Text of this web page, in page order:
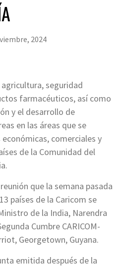
2024
seguridad
farmacéuticos, así como
y el desarrollo de
en las áreas que se
comerciales y
de la Comunidad del
que la semana pasada
países de la Caricom se
de la India, Narendra
Cumbre CARICOM-
Georgetown, Guyana.
emitida después de la